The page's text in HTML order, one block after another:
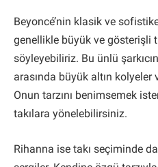
Beyoncé’nin klasik ve
genellikle büyük ve gösterişli
söyleyebiliriz. Bu ünlü
arasında büyük altın kolyeler
Onun tarzını benimsemek
takılara yönelebilirsiniz.
Rihanna ise takı seçiminde